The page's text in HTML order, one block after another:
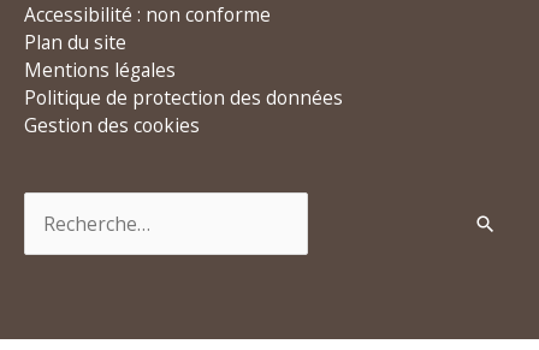
Accessibilité : non conforme
Plan du site
Mentions légales
Politique de protection des données
Gestion des cookies